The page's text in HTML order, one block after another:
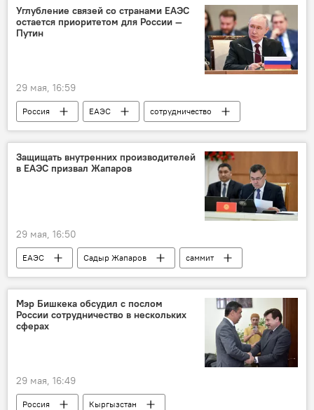
Нурлан Оморов
Углубление связей со странами ЕАЭС
остается приоритетом для России —
Путин
29 мая, 16:59
Россия ЕАЭС
сотрудничество
отношения
Евразия
торговля
Защищать внутренних производителей
в ЕАЭС призвал Жапаров
29 мая, 16:50
ЕАЭС Садыр Жапаров
саммит
производство
защита
Мэр Бишкека обсудил с послом
России сотрудничество в нескольких
сферах
29 мая, 16:49
Россия
Кыргызстан